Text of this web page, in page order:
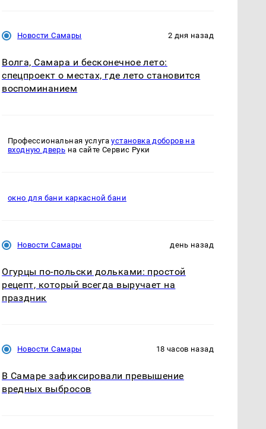
Новости Самары 2 дня назад
Волга, Самара и бесконечное лето:
спецпроект о местах, где лето становится
воспоминанием
Профессиональная услугаустановка доборов на
входную дверь на сайте Сервис Руки
окно для бани каркасной бани
Новости Самары день назад
Огурцы по‑польски дольками: простой
рецепт, который всегда выручает на
праздник
Новости Самары 18 часов назад
В Самаре зафиксировали превышение
вредных выбросов